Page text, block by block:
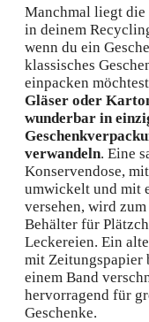
Manchmal liegt die
in deinem
wenn du ein
klassisches
einpacken
Gläser oder
wunderbar in
verwandeln. Eine
Konservendose,
umwickelt und mit
versehen, wird
Behälter für
Leckereien. Ein
mit Zeitungspapier
einem Band
hervorragend für
Geschenke.